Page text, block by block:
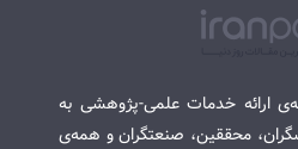
ارائه خدمات علمی-پژوهشی به
محققین، صنعتگران و همه‌ی